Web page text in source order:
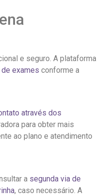
e seguro. A plataforma
exames conforme a
através dos
para obter mais
ao plano e atendimento
a segunda via de
, caso necessário. A